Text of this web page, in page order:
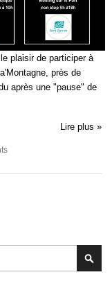
plaisir de participer à
près de
après une "pause" de
Lire plus »